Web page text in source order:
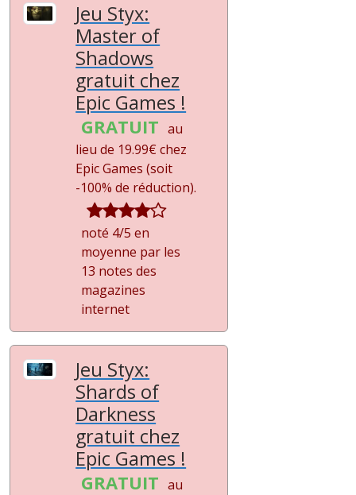
Jeu Styx:
Master of
Shadows
gratuit chez
Epic Games !
GRATUIT au
lieu de 19.99€ chez
Epic Games (soit
-100% de réduction).
noté 4/5 en
moyenne par les
13 notes des
magazines
internet
Jeu Styx:
Shards of
Darkness
gratuit chez
Epic Games !
GRATUIT au